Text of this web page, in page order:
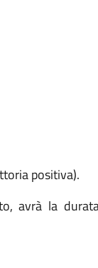
positiva).
avrà la